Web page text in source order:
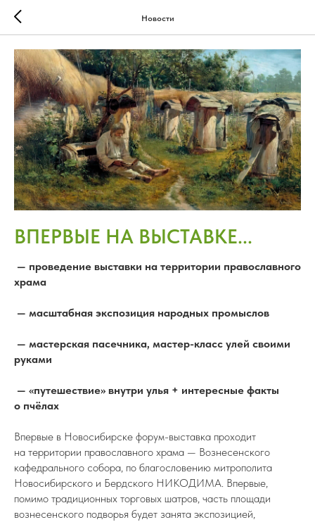
Новости
ВПЕРВЫЕ НА ВЫСТАВКЕ...
— проведение выставки на территории православного
храма
— масштабная экспозиция народных промыслов
— мастерская пасечника, мастер-класс улей своими
руками
— «путешествие» внутри улья + интересные факты
о пчёлах
Впервые в Новосибирске форум-выставка проходит
на территории православного храма — Вознесенского
кафедрального собора, по благословению митрополита
Новосибирского и Бердского НИКОДИМА. Впервые,
помимо традиционных торговых шатров, часть площади
вознесенского подворья будет занята экспозицией,